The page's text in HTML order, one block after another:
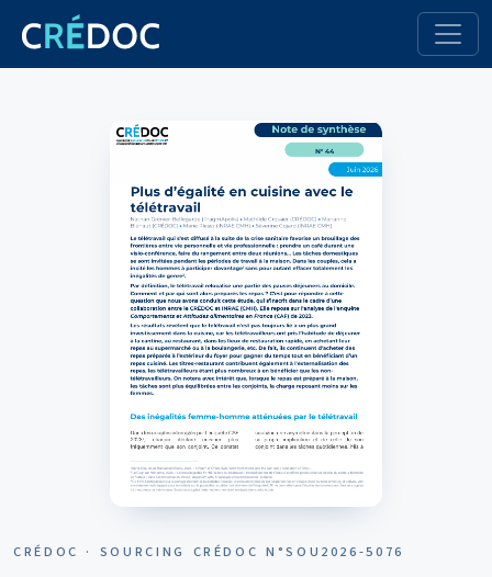
CRÉDOC · SOURCING CRÉDOC N°SOU2026-5076